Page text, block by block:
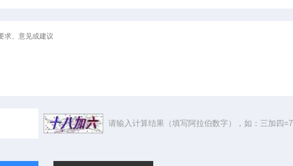
请输入计算结果（填写阿拉伯数字），如：三加四=7